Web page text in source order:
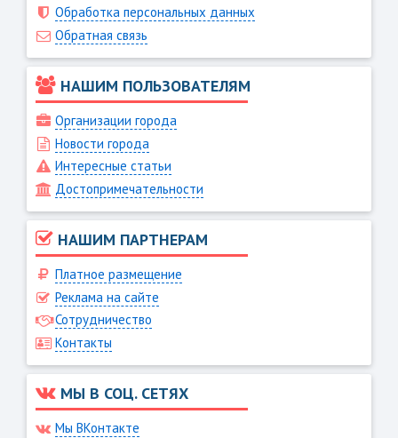
Обработка персональных данных
Обратная связь
НАШИМ ПОЛЬЗОВАТЕЛЯМ
Организации города
Новости города
Интересные статьи
Достопримечательности
НАШИМ ПАРТНЕРАМ
Платное размещение
Реклама на сайте
Сотрудничество
Контакты
МЫ В СОЦ. СЕТЯХ
Мы ВКонтакте